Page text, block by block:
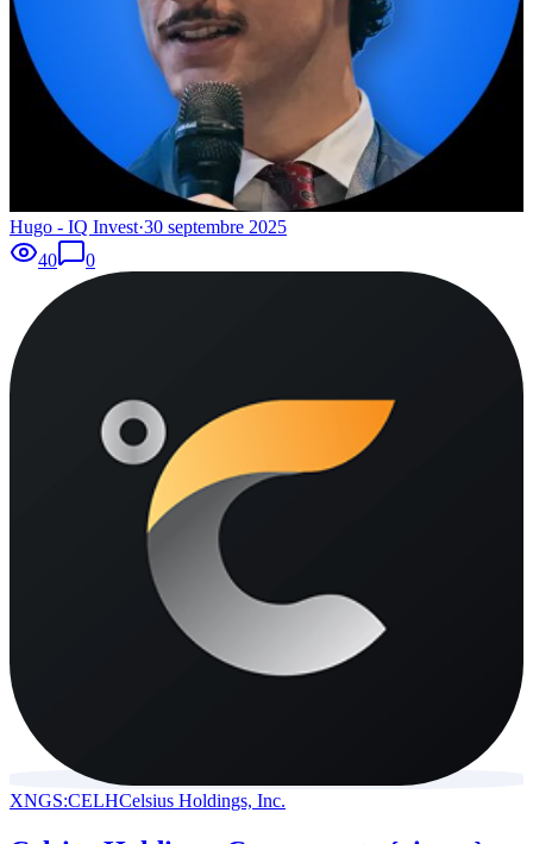
Hugo - IQ Invest·30 septembre 2025
40
0
XNGS:CELHCelsius Holdings, Inc.